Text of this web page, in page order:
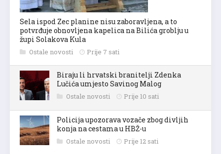
Sela ispod Zec planine nisu zaboravljena, a to
potvrđuje obnovljena kapelica na Bilića groblju u
župi Solakova Kula
Ostale novosti Prije 7 sati
Biraju li hrvatski branitelji Zdenka
Lučića umjesto Savinog Malog
Ostale novosti Prije 10 sati
Policija upozorava vozače zbog divljih
konja na cestama u HBŽ-u
Ostale novosti Prije 12 sati